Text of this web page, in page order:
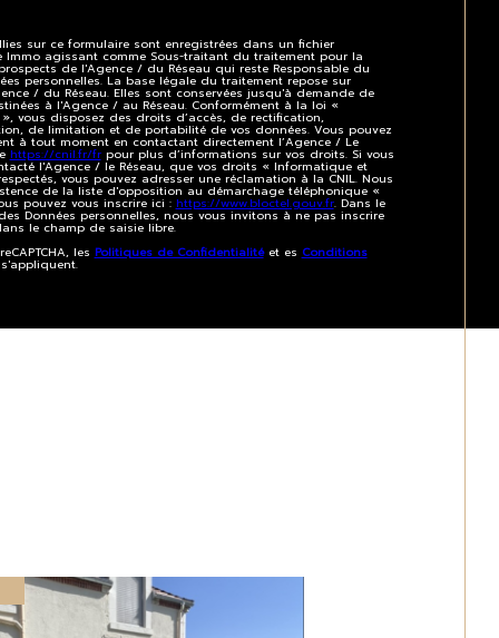
sur ce formulaire sont enregistrées dans un fichier
Immo agissant comme Sous-traitant du traitement pour la
de l'Agence / du Réseau qui reste Responsable du
personnelles. La base légale du traitement repose sur
/ du Réseau. Elles sont conservées jusqu'à demande de
à l'Agence / au Réseau. Conformément à la loi «
vous disposez des droits d’accès, de rectification,
de limitation et de portabilité de vos données. Vous pouvez
à tout moment en contactant directement l’Agence / Le
https://cnil.fr/frpour plus d’informations sur vos droits. Si vous
l'Agence / le Réseau, que vos droits « Informatique et
vous pouvez adresser une réclamation à la CNIL. Nous
de la liste d'opposition au démarchage téléphonique «
pouvez vous inscrire ici : https://www.bloctel.gouv.fr. Dans le
Données personnelles, nous vous invitons à ne pas inscrire
le champ de saisie libre.
les Politiques de Confidentialitéet es Conditions